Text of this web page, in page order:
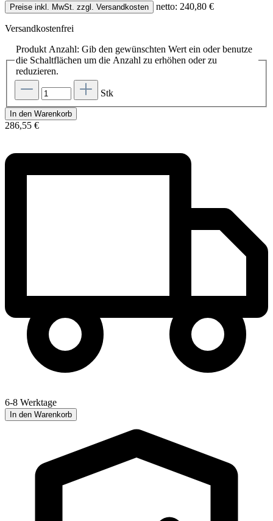
Preise inkl. MwSt. zzgl. Versandkosten netto: 240,80 €
Versandkostenfrei
Produkt Anzahl: Gib den gewünschten Wert ein oder benutze
die Schaltflächen um die Anzahl zu erhöhen oder zu
reduzieren.
Stk
In den Warenkorb
286,55 €
6-8 Werktage
In den Warenkorb